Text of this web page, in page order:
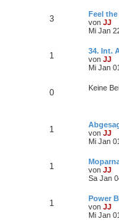
3
Feel the
von JJ
Mi Jan
1
34. Int.
von JJ
Mi Jan
0 Keine
1
von JJ
Mi Jan
1
von JJ
Sa Jan
1
Power
von JJ
Mi Jan